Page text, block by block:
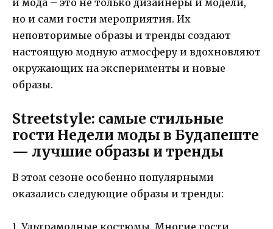
и мода – это не только дизайнеры и модели,
но и сами гости мероприятия. Их
неповторимые образы и тренды создают
настоящую модную атмосферу и вдохновляют
окружающих на эксперименты и новые
образы.
Streetstyle: самые стильные
гости Недели моды в Будапеште
— лучшие образы и тренды
В этом сезоне особенно популярными
оказались следующие образы и тренды:
1. Ультрамодные костюмы. Многие гости